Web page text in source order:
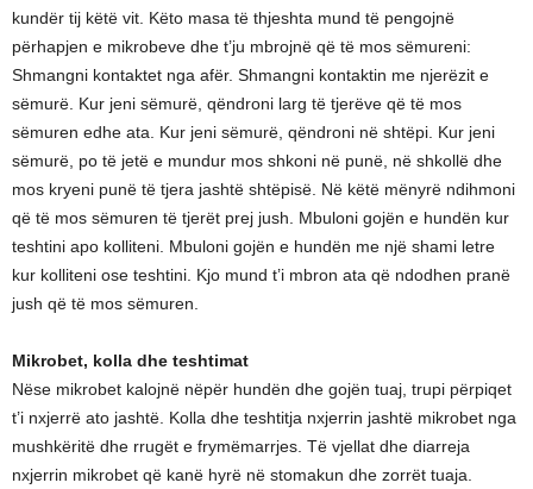
kundër tij këtë vit. Këto masa të thjeshta mund të pengojnë
përhapjen e mikrobeve dhe t’ju mbrojnë që të mos sëmureni:
Shmangni kontaktet nga afër. Shmangni kontaktin me njerëzit e
sëmurë. Kur jeni sëmurë, qëndroni larg të tjerëve që të mos
sëmuren edhe ata. Kur jeni sëmurë, qëndroni në shtëpi. Kur jeni
sëmurë, po të jetë e mundur mos shkoni në punë, në shkollë dhe
mos kryeni punë të tjera jashtë shtëpisë. Në këtë mënyrë ndihmoni
që të mos sëmuren të tjerët prej jush. Mbuloni gojën e hundën kur
teshtini apo kolliteni. Mbuloni gojën e hundën me një shami letre
kur kolliteni ose teshtini. Kjo mund t’i mbron ata që ndodhen pranë
jush që të mos sëmuren.
Mikrobet, kolla dhe teshtimat
Nëse mikrobet kalojnë nëpër hundën dhe gojën tuaj, trupi përpiqet
t’i nxjerrë ato jashtë. Kolla dhe teshtitja nxjerrin jashtë mikrobet nga
mushkëritë dhe rrugët e frymëmarrjes. Të vjellat dhe diarreja
nxjerrin mikrobet që kanë hyrë në stomakun dhe zorrët tuaja.